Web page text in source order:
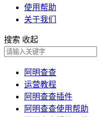
使用帮助
关于我们
搜索 收起
阿明查查
运营教程
阿明查查插件
阿明查查使用帮助